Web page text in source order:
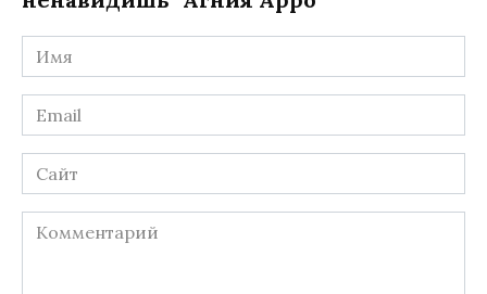
Имя
*
Email
*
Сайт
Комментарий